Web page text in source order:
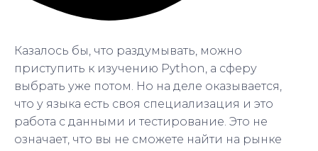
Казалось бы, что раздумывать, можно
приступить к изучению Python, а сферу
выбрать уже потом. Но на деле оказывается,
что у языка есть своя специализация и это
работа с данными и тестирование. Это не
означает, что вы не сможете найти на рынке